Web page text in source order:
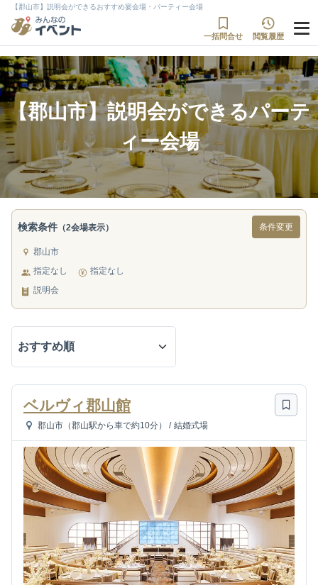
【郡山市】説明会ができるおすすめ宴会場・パーティー会場
一括問合せ 閲覧履歴
【郡山市】説明会ができるパーテ
ィー会場
検索条件 （2会場表示） 条件変更
郡山市
指定なし
指定なし
説明会
ベルヴィ郡山館
郡山市（郡山駅から車で約10分） / 結婚式場